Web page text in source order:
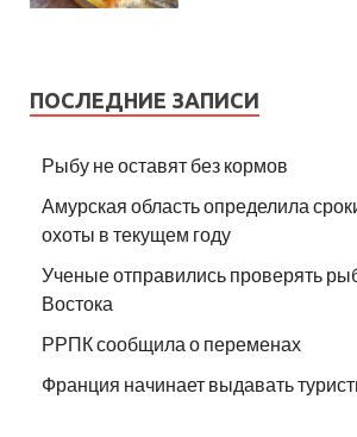
ПОСЛЕДНИЕ ЗАПИСИ
Рыбу не оставят без кормов
Амурская область определила
охоты в текущем году
Ученые отправились проверять
Востока
РРПК сообщила о переменах
Франция начинает выдавать